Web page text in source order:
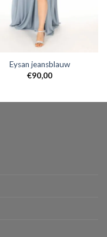
Eysan jeansblauw
€90,00